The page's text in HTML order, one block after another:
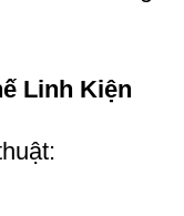
Linh Kiện